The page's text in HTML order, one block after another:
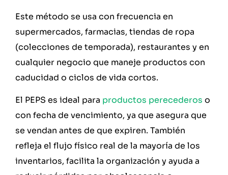
Este método se usa con frecuencia en
supermercados, farmacias, tiendas de ropa
(colecciones de temporada), restaurantes y en
cualquier negocio que maneje productos con
caducidad o ciclos de vida cortos.
El PEPS es ideal para productos perecederos o
con fecha de vencimiento, ya que asegura que
se vendan antes de que expiren. También
refleja el flujo físico real de la mayoría de los
inventarios, facilita la organización y ayuda a